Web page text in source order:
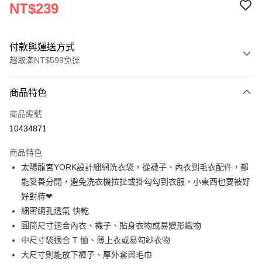
NT$239
付款與運送方式
超取滿NT$599免運
信用卡一次付款
超商取貨付款
Apple Pay
街口支付
悠遊付
Google Pay
AFTEE先享後付
商品特色
商品編號
10434871
商品特色
太陽龍宮YORK設計細網洗衣袋，從襪子、內衣到毛衣配件，都
能妥善分開，避免洗衣機拉扯或掛勾勾到衣服，小東西也要被好
好對待❤︎
細密網孔透氣 快乾
圓筒尺寸適合內衣、襪子、貼身衣物或易變形織物
中尺寸袋適合 T 恤、薄上衣或易勾紗衣物
大尺寸則能放下褲子、厚外套與毛巾